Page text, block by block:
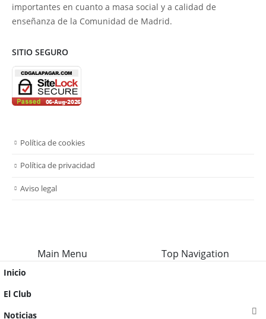
importantes en cuanto a masa social y a calidad de
enseñanza de la Comunidad de Madrid.
SITIO SEGURO
Política de cookies
Política de privacidad
Aviso legal
Main Menu Top Navigation
Inicio
El Club
Noticias